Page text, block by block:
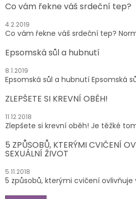
Co vám řekne váš srdeční tep?
4.2.2019
Co vám řekne váš srdeční tep?
Epsomská sůl a hubnutí
8.1.2019
Epsomská sůl a hubnutí Epsomská
ZLEPŠETE SI KREVNÍ OBĚH!
11.12.2018
Zlepšete si krevní oběh! Je těžké
5 ZPŮSOBŮ, KTERÝMI CVIČENÍ
SEXUÁLNÍ ŽIVOT
5.11.2018
5 způsobů, kterými cvičení ovlivňuje